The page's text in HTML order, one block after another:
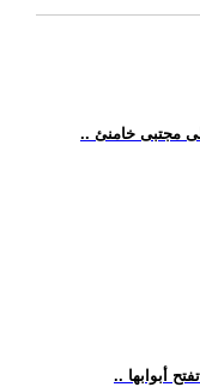
مجتبى خامنئ
أبوابها